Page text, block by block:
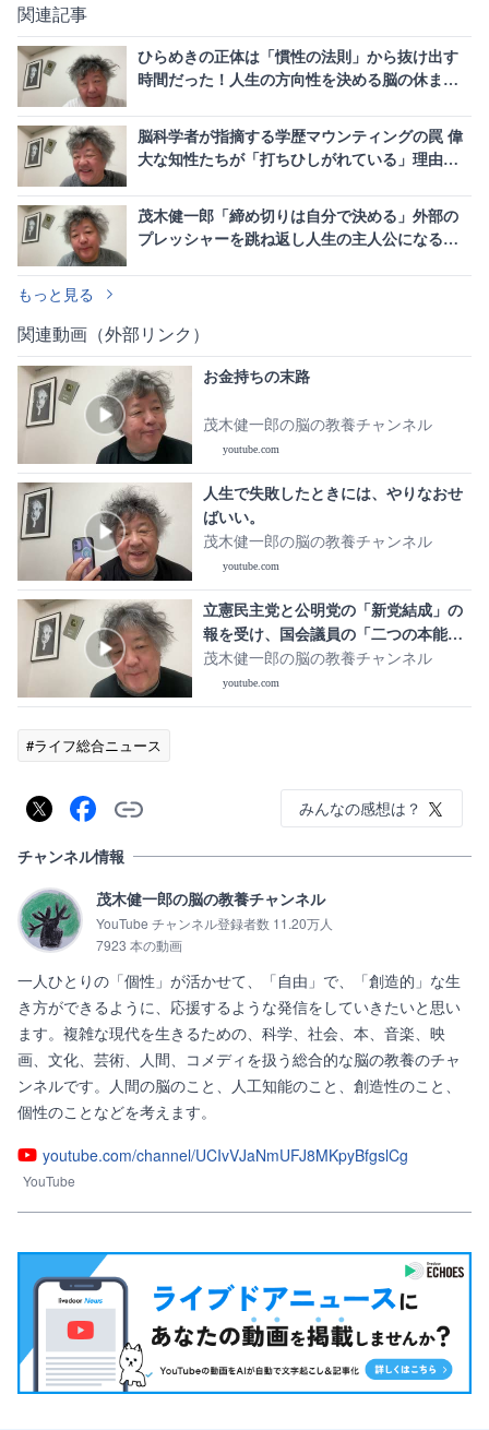
関連記事
ひらめきの正体は「慣性の法則」から抜け出す
時間だった！人生の方向性を決める脳の休ませ
脳科学者が指摘する学歴マウンティングの罠 偉
大な知性たちが「打ちひしがれている」理由と
茂木健一郎「締め切りは自分で決める」外部の
プレッシャーを跳ね返し人生の主人公になる方
もっと見る
関連動画（外部リンク）
お金持ちの末路
茂木健一郎の脳の教養チャンネル
youtube.com
人生で失敗したときには、やりなおせ
ばいい。
茂木健一郎の脳の教養チャンネル
youtube.com
立憲民主党と公明党の「新党結成」の
報を受け、国会議員の「二つの本能」
について考える
茂木健一郎の脳の教養チャンネル
youtube.com
#ライフ総合ニュース
みんなの感想は？
チャンネル情報
茂木健一郎の脳の教養チャンネル
YouTube チャンネル登録者数 11.20万人
7923 本の動画
一人ひとりの「個性」が活かせて、「自由」で、「創造的」な生
き方ができるように、応援するような発信をしていきたいと思い
ます。複雑な現代を生きるための、科学、社会、本、音楽、映
画、文化、芸術、人間、コメディを扱う総合的な脳の教養のチャ
ンネルです。人間の脳のこと、人工知能のこと、創造性のこと、
youtube.com/channel/UCIvVJaNmUFJ8MKpyBfgslCg
YouTube